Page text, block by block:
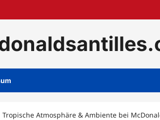
Tropische Atmosphäre & Ambiente bei